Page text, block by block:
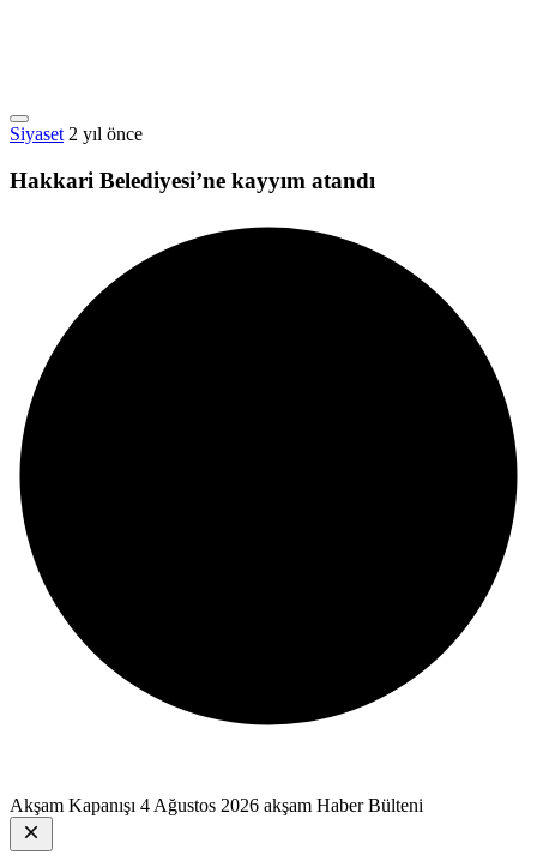
Siyaset 2 yıl önce
Hakkari Belediyesi’ne kayyım atandı
Akşam Kapanışı 4 Ağustos 2026 akşam Haber Bülteni